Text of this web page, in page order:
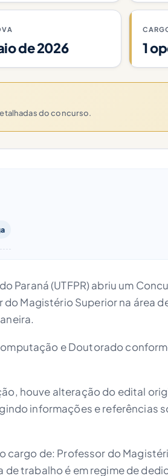
de 2026 1
do concurso.
Paraná (UTFPR) abriu um
do Magistério Superior na área
e Doutorado
houve alteração do edital
informações e referências
cargo de: Professor do
de trabalho é em regime de